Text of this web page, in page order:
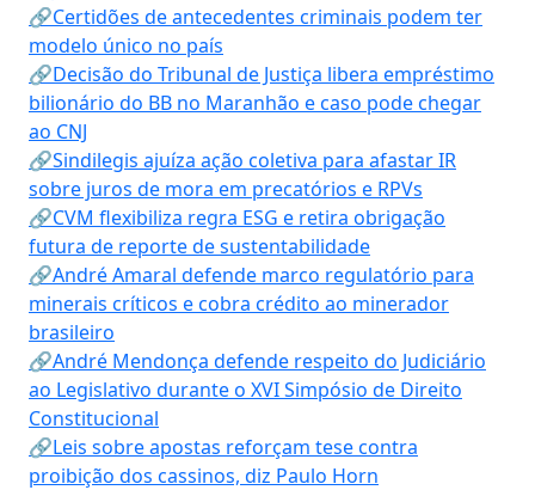
🔗Certidões de antecedentes criminais podem ter
modelo único no país
🔗Decisão do Tribunal de Justiça libera empréstimo
bilionário do BB no Maranhão e caso pode chegar
ao CNJ
🔗Sindilegis ajuíza ação coletiva para afastar IR
sobre juros de mora em precatórios e RPVs
🔗CVM flexibiliza regra ESG e retira obrigação
futura de reporte de sustentabilidade
🔗André Amaral defende marco regulatório para
minerais críticos e cobra crédito ao minerador
brasileiro
🔗André Mendonça defende respeito do Judiciário
ao Legislativo durante o XVI Simpósio de Direito
Constitucional
🔗Leis sobre apostas reforçam tese contra
proibição dos cassinos, diz Paulo Horn